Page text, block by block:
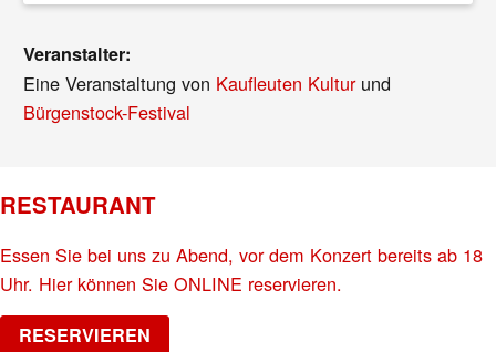
Veranstalter:
Eine Veranstaltung von Kaufleuten Kulturund
Bürgenstock-Festival
RESTAURANT
Essen Sie bei uns zu Abend, vor dem Konzert bereits ab 18
Uhr. Hier können Sie ONLINE reservieren.
RESERVIEREN